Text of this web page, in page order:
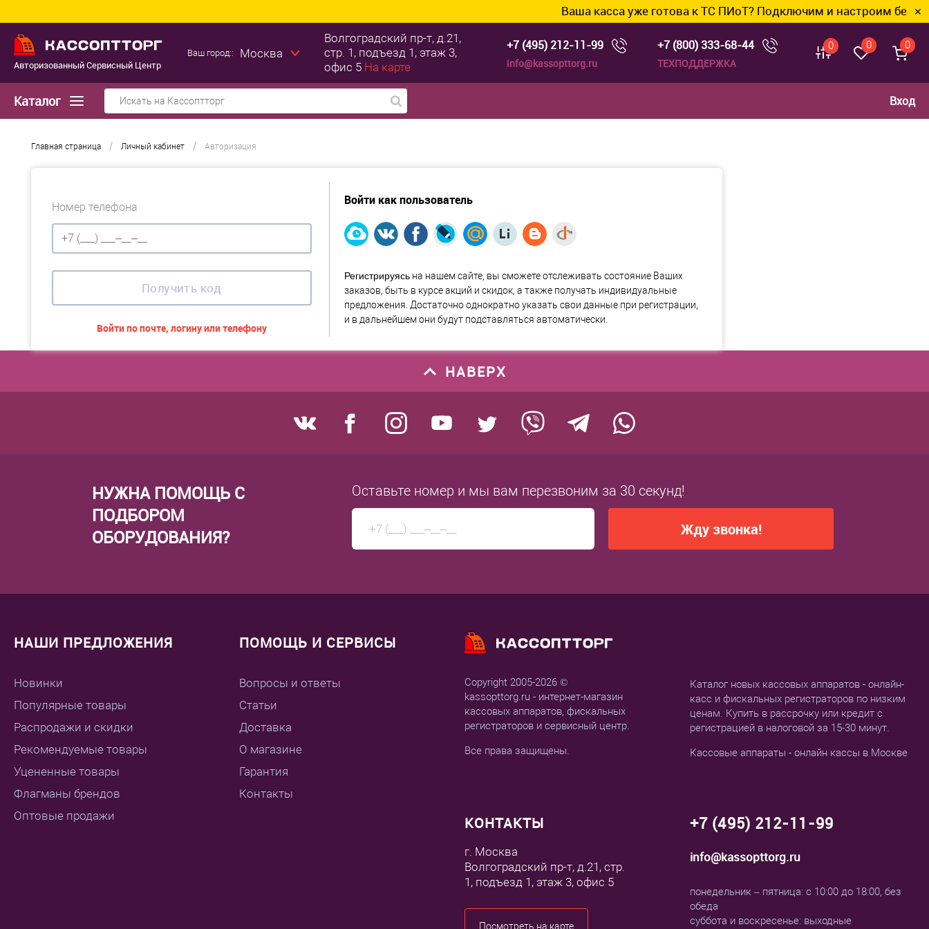
Ваша касса уже готова к ТС ПИоТ? Подключим и настроим без ✕
Авторизованный Сервисный Центр
Ваш город:: Москва
Волгоградский пр-т, д.21,
стр. 1, подъезд 1, этаж 3,
офис 5 На карте
+7 (495) 212-11-99
info@kassopttorg.ru
+7 (800) 333-68-44
ТЕХПОДДЕРЖКА
0 0 0
Каталог Вход
Главная страница / Личный кабинет / Авторизация
Номер телефона
Получить код
Войти по почте, логину или телефону
Войти как пользователь
Регистрируясь на нашем сайте, вы сможете отслеживать состояние Ваших
заказов, быть в курсе акций и скидок, а также получать индивидуальные
предложения. Достаточно однократно указать свои данные при регистрации,
и в дальнейшем они будут подставляться автоматически.
НАВЕРХ
НУЖНА ПОМОЩЬ С
ПОДБОРОМ
ОБОРУДОВАНИЯ?
Оставьте номер и мы вам перезвоним за 30 секунд!
Жду звонка!
НАШИ ПРЕДЛОЖЕНИЯ
Новинки
Популярные товары
Распродажи и скидки
Рекомендуемые товары
Уцененные товары
Флагманы брендов
Оптовые продажи
ПОМОЩЬ И СЕРВИСЫ
Вопросы и ответы
Статьи
Доставка
О магазине
Гарантия
Контакты
Copyright 2005-2026 ©
kassopttorg.ru - интернет-магазин
кассовых аппаратов, фискальных
регистраторов и сервисный центр.
Все права защищены.
Каталог новых кассовых аппаратов - онлайн-
касс и фискальных регистраторов по низким
ценам. Купить в рассрочку или кредит с
регистрацией в налоговой за 15-30 минут.
Кассовые аппараты - онлайн кассы в Москве
КОНТАКТЫ
г. Москва
Волгоградский пр-т, д.21, стр.
1, подъезд 1, этаж 3, офис 5
Посмотреть на карте
+7 (495) 212-11-99
info@kassopttorg.ru
понедельник – пятница: с 10:00 до 18:00, без
обеда
суббота и воскресенье: выходные